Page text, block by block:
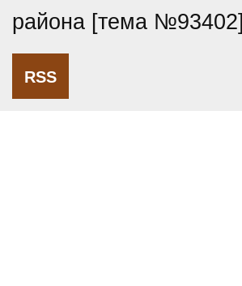
района [тема №93402]
RSS